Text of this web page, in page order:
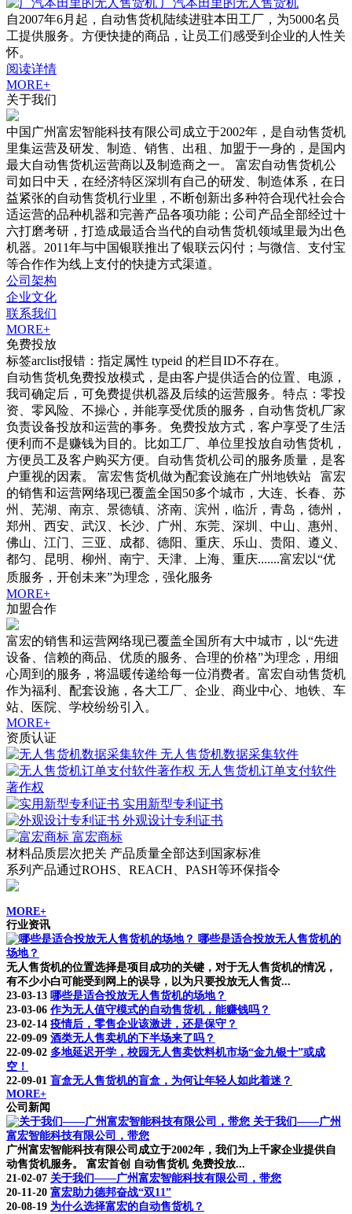
广汽本田里的无人售货机
自2007年6月起，自动售货机陆续进驻本田工厂，为5000名员
工提供服务。方便快捷的商品，让员工们感受到企业的人性关
怀。
阅读详情
MORE+
关于我们
中国广州富宏智能科技有限公司成立于2002年，是自动售货机
里集运营及研发、制造、销售、出租、加盟于一身的，是国内
最大自动售货机运营商以及制造商之一。 富宏自动售货机公
司如日中天，在经济特区深圳有自己的研发、制造体系，在日
益紧张的自动售货机行业里，不断创新出多种符合现代社会合
适运营的品种机器和完善产品各项功能；公司产品全部经过十
六打磨考研，打造成最适合当代的自动售货机领域里最为出色
机器。2011年与中国银联推出了银联云闪付；与微信、支付宝
等合作作为线上支付的快捷方式渠道。
公司架构
企业文化
联系我们
MORE+
免费投放
标签arclist报错：指定属性 typeid 的栏目ID不存在。
自动售货机免费投放模式，是由客户提供适合的位置、电源，
我司确定后，可免费提供机器及后续的运营服务。特点：零投
资、零风险、不操心，并能享受优质的服务，自动售货机厂家
负责设备投放和运营的事务。免费投放方式，客户享受了生活
便利而不是赚钱为目的。比如工厂、单位里投放自动售货机，
方便员工及客户购买方便。自动售货机公司的服务质量，是客
户重视的因素。 富宏售货机做为配套设施在广州地铁站 富宏
的销售和运营网络现已覆盖全国50多个城市，大连、长春、苏
州、芜湖、南京、景德镇、济南、滨州，临沂，青岛，德州，
郑州、西安、武汉、长沙、广州、东莞、深圳、中山、惠州、
佛山、江门、三亚、成都、德阳、重庆、乐山、贵阳、遵义、
都匀、昆明、柳州、南宁、天津、上海、重庆.......富宏以“优
质服务，开创未来”为理念，强化服务
MORE+
加盟合作
富宏的销售和运营网络现已覆盖全国所有大中城市，以“先进
设备、信赖的商品、优质的服务、合理的价格”为理念，用细
心周到的服务，将温暖传递给每一位消费者。富宏自动售货机
作为福利、配套设施，各大工厂、企业、商业中心、地铁、车
站、医院、学校纷纷引入。
MORE+
资质认证
无人售货机数据采集软件
无人售货机订单支付软件
著作权
实用新型专利证书
外观设计专利证书
富宏商标
材料品质层次把关 产品质量全部达到国家标准
系列产品通过ROHS、REACH、PASH等环保指令
MORE+
行业资讯
哪些是适合投放无人售货机的
场地？
无人售货机的位置选择是项目成功的关键，对于无人售货机的情况，
有不少小白可能受到网上的误导，以为只要投放无人售货...
23-03-13 哪些是适合投放无人售货机的场地？
23-03-06 作为无人值守模式的自动售货机，能赚钱吗？
23-02-14 疫情后，零售企业该激进，还是保守？
22-09-09 酒类无人售卖机的下半场来了吗？
22-09-02 多地延迟开学，校园无人售卖饮料机市场“金九银十”或成
空！
22-09-01 盲盒无人售货机的盲盒，为何让年轻人如此着迷？
MORE+
公司新闻
关于我们——广州
富宏智能科技有限公司，带您
广州富宏智能科技有限公司成立于2002年，我们为上千家企业提供自
动售货机服务。 富宏首创 自动售货机 免费投放...
21-02-07 关于我们——广州富宏智能科技有限公司，带您
20-11-20 富宏助力德邦奋战“双11”
20-08-19 为什么选择富宏的自动售货机？